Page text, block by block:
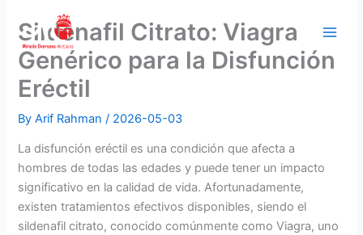
content
Sildenafil Citrato: Viagra
Genérico para la Disfunción
Eréctil
ByArif Rahman/ 2026-05-03
La disfunción eréctil es una condición que afecta a
hombres de todas las edades y puede tener un impacto
significativo en la calidad de vida. Afortunadamente,
existen tratamientos efectivos disponibles, siendo el
sildenafil citrato, conocido comúnmente como Viagra, uno